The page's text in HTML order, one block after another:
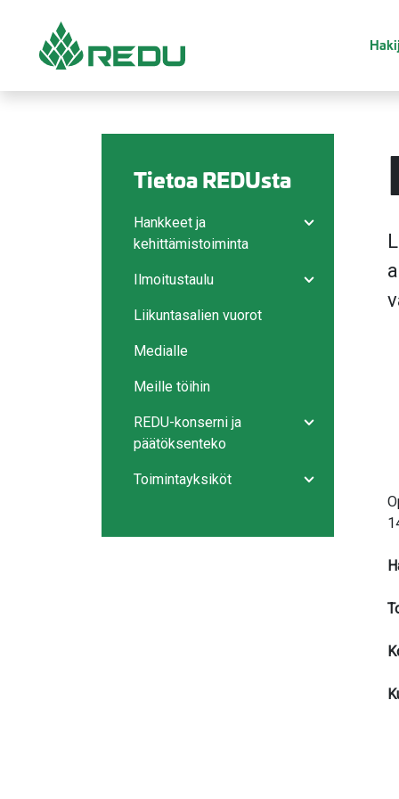
Tietoa REDUsta
Avaa/sulje
Hankkeet ja
kehittämistoiminta
Avaa/sulje
Ilmoitustaulu
Liikuntasalien vuorot
Medialle
Meille töihin
Avaa/sulje
REDU-konserni ja
päätöksenteko
Avaa/sulje
Toimintayksiköt